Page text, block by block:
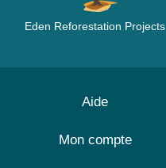
Eden Reforestation Projects
Aide
Mon compte